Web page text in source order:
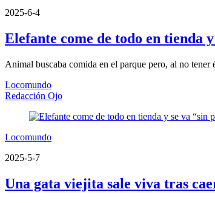
2025-6-4
Elefante come de todo en tienda
Animal buscaba comida en el parque pero, al no
Locomundo
Redacción Ojo
Locomundo
2025-5-7
Una gata viejita sale viva tras